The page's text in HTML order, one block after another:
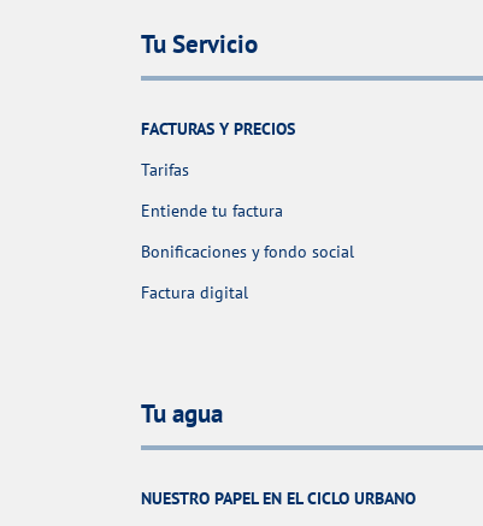
Tu Servicio
FACTURAS Y PRECIOS
Tarifas
Entiende tu factura
Bonificaciones y fondo social
Factura digital
Tu agua
NUESTRO PAPEL EN EL CICLO URBANO